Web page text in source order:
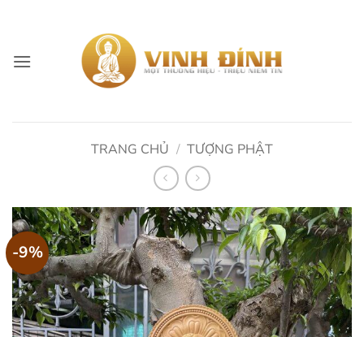
TRANG CHỦ / TƯỢNG PHẬT
-9%